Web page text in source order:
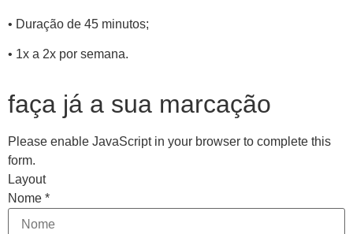
• Duração de 45 minutos;
• 1x a 2x por semana.
faça já a sua marcação
Please enable JavaScript in your browser to complete this
form.
Layout
Nome *